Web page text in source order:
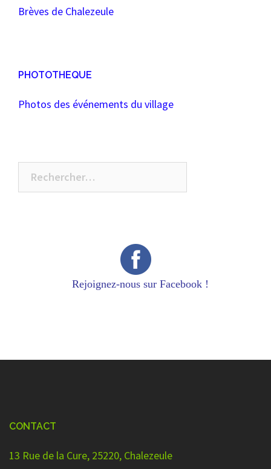
Brèves de Chalezeule
PHOTOTHEQUE
Photos des événements du village
Rechercher :
Rejoignez-nous sur Facebook !
CONTACT
13 Rue de la Cure, 25220, Chalezeule